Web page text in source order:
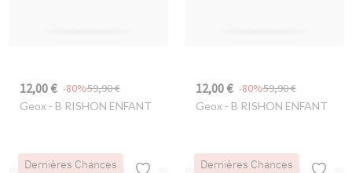
12,00 € 59,90 €
-80%
Geox- B RISHON ENFANT
12,00 € 59,90 €
-80%
Geox- B RISHON ENFANT
Dernières Chances Dernières Chances